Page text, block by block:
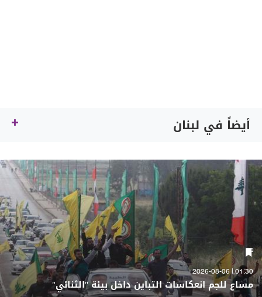
أيضاً في لبنان
01:30 | 2026-08-06
مساع للجم انعكاسات التباين داخل بيئة "الثنائي"